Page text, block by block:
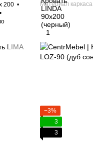
200
Материал каркаса
−3%
3
3